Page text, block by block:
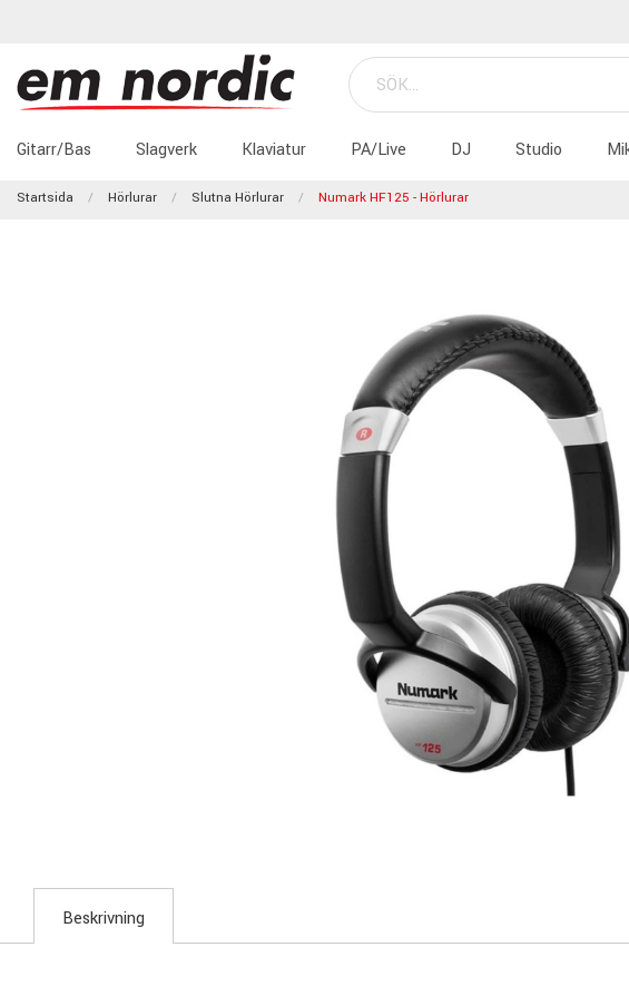
Gitarr/Bas Slagverk Klaviatur PA/Live DJ Studio
Startsida Hörlurar Slutna Hörlurar Numark HF125 - Hörlurar
Beskrivning